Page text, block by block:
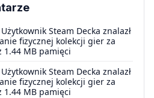
Użytkownik Steam Decka znalazł
fizycznej kolekcji gier za
1.44 MB pamięci
Użytkownik Steam Decka znalazł
fizycznej kolekcji gier za
1.44 MB pamięci